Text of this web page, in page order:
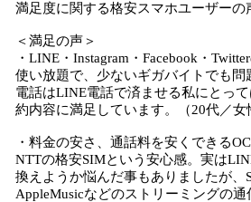
満足度に関する格安スマホユーザーの
＜満足の声＞
・LINE・Instagram・Facebook・
使い放題で、少ないギガバイトでも問
電話はLINE電話で済ませる私にとっ
約内容に満足しています。（20代／女
・料金の安さ、通話料を安くできる
NTTの格安SIMという安心感。実は
換えようか悩んだ事もありましたが、
AppleMusicなどのストリーミングの